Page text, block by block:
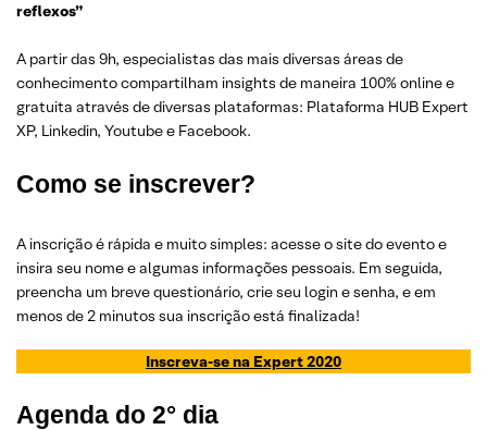
reflexos”
A partir das 9h, especialistas das mais diversas áreas de
conhecimento compartilham insights de maneira 100% online e
gratuita através de diversas plataformas: Plataforma HUB Expert
XP, Linkedin, Youtube e Facebook.
Como se inscrever?
A inscrição é rápida e muito simples: acesse o site do evento e
insira seu nome e algumas informações pessoais. Em seguida,
preencha um breve questionário, crie seu login e senha, e em
menos de 2 minutos sua inscrição está finalizada!
Inscreva-se na Expert 2020
Agenda do 2° dia